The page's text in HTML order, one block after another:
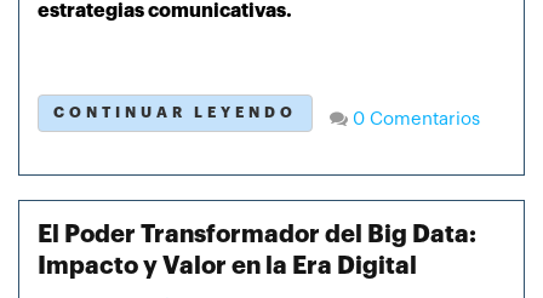
estrategias comunicativas.
CONTINUAR LEYENDO 0 Comentarios
El Poder Transformador del Big Data:
Impacto y Valor en la Era Digital